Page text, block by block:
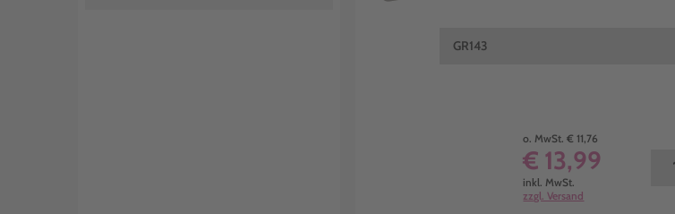
GR143
o. MwSt. € 11,76
€ 13,99
inkl. MwSt.
zzgl. Versand